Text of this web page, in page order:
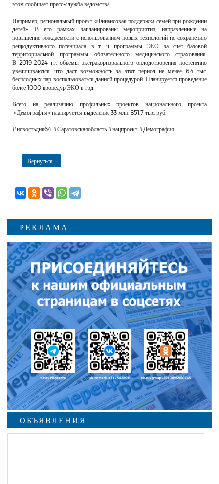
этом сообщает пресс-служба ведомства.
Например, региональный проект «Финансовая поддержка семей при рождении
детей». В его рамках запланированы мероприятия, направленные на
повышение рождаемости с использованием новых технологий по сохранению
репродуктивного потенциала, в т. ч. программы ЭКО, за счет базовой
территориальной программы обязательного медицинского страхования.
В 2019-2024 гг. объемы экстракорпорального оплодотворения постепенно
увеличиваются, что даст возможность за этот период не менее 6,4 тыс.
бесплодных пар воспользоваться данной процедурой. Планируется проведение
более 1000 процедур ЭКО в год.
Всего на реализацию профильных проектов национального проекта
«Демография» планируется выделение 33 млн. 851,7 тыс. руб.
#новостьдня64 #Саратовскаяобласть #нацпроект #Демография
Вернуться...
РЕКЛАМА
ОБЪЯВЛЕНИЯ